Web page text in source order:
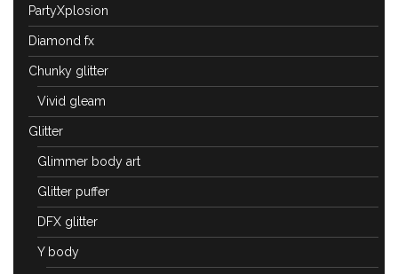
PartyXplosion
Diamond fx
Chunky glitter
Vivid gleam
Glitter
Glimmer body art
Glitter puffer
DFX glitter
Y body